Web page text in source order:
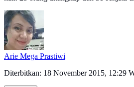
Arie Mega Prastiwi
Diterbitkan: 18 November 2015, 12:29